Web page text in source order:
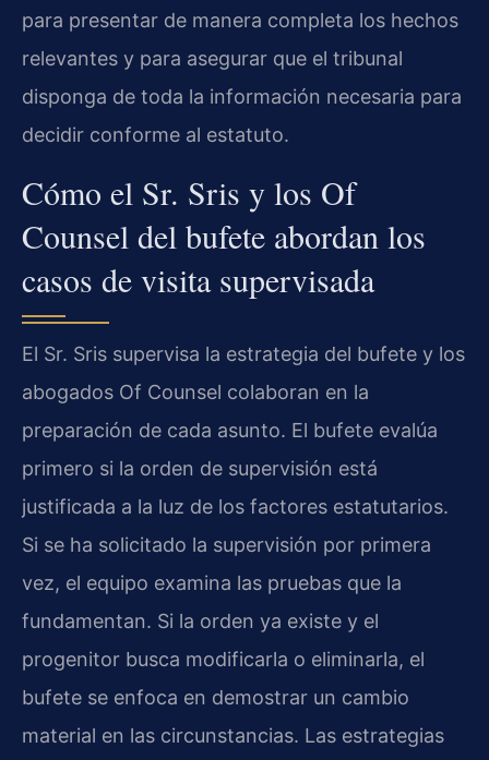
para presentar de manera completa los hechos
relevantes y para asegurar que el tribunal
disponga de toda la información necesaria para
decidir conforme al estatuto.
Cómo el Sr. Sris y los Of
Counsel del bufete abordan los
casos de visita supervisada
El Sr. Sris supervisa la estrategia del bufete y los
abogados Of Counsel colaboran en la
preparación de cada asunto. El bufete evalúa
primero si la orden de supervisión está
justificada a la luz de los factores estatutarios.
Si se ha solicitado la supervisión por primera
vez, el equipo examina las pruebas que la
fundamentan. Si la orden ya existe y el
progenitor busca modificarla o eliminarla, el
bufete se enfoca en demostrar un cambio
material en las circunstancias. Las estrategias